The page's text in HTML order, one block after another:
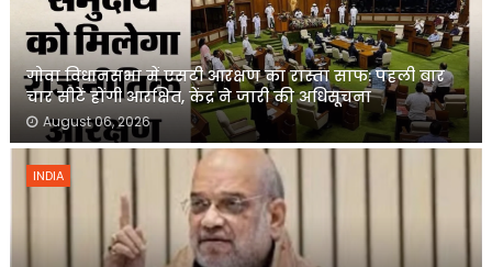
गोवा विधानसभा में एसटी आरक्षण का रास्ता साफ: पहली बार
चार सीटें होंगी आरक्षित, केंद्र ने जारी की अधिसूचना
August 06, 2026
INDIA